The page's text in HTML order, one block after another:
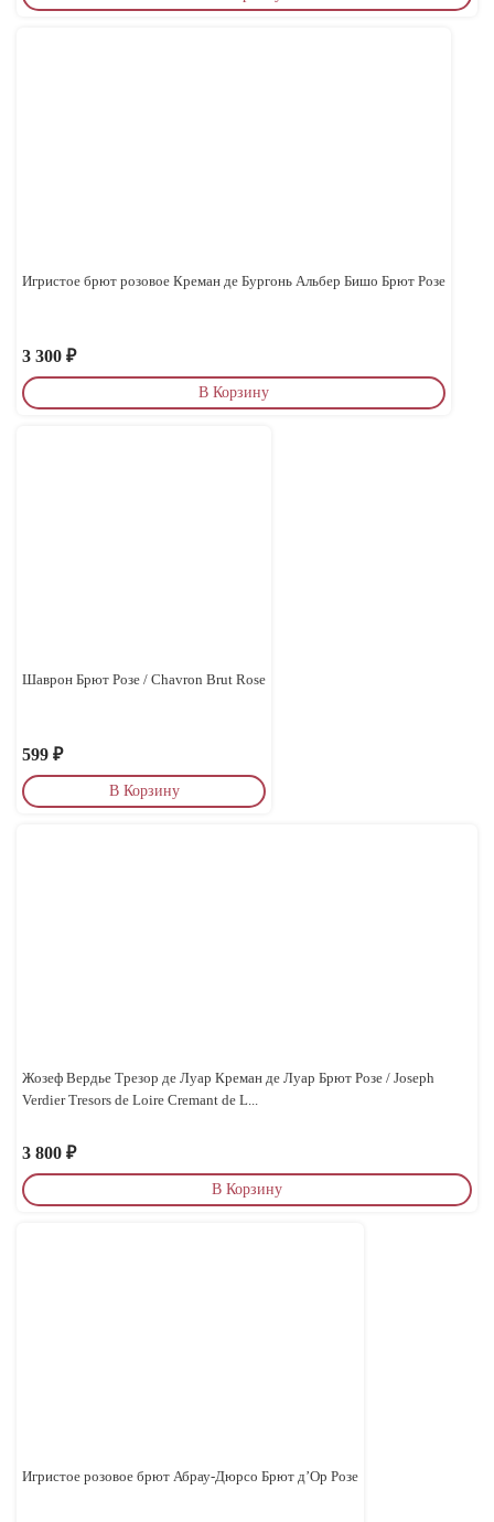
Игристое брют розовое Креман де Бургонь Альбер Бишо Брют Розе
3 300 ₽
В Корзину
Шаврон Брют Розе / Chavron Brut Rose
599 ₽
В Корзину
Жозеф Вердье Трезор де Луар Креман де Луар Брют Розе / Joseph
Verdier Tresors de Loire Cremant de L...
3 800 ₽
В Корзину
Игристое розовое брют Абрау-Дюрсо Брют д’Ор Розе